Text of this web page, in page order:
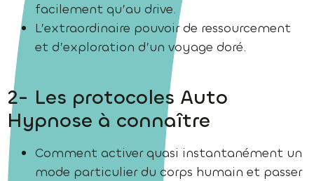
facilement qu’au drive.
L’extraordinaire pouvoir de ressourcement
et d’exploration d’un voyage doré.
2- Les protocoles Auto
Hypnose à connaître
Comment activer quasi instantanément un
mode particulier du corps humain et passer